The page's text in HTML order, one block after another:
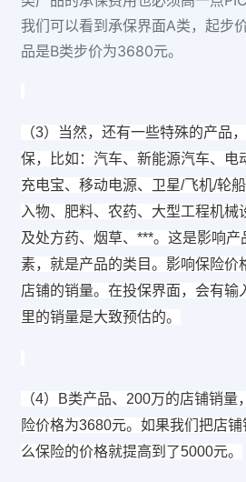
我们可以看到承保界面A类，起步
品是B类步价为3680元。
（3）当然，还有一些特殊的产品
保，比如：汽车、新能源汽车、电
充电宝、移动电源、卫星/飞机/轮
入物、肥料、农药、大型工程机械
及处方药、烟草、***。这是影响产
素，就是产品的类目。影响保险价
店铺的销量。在投保界面，会有输
里的销量是大致预估的。
（4）B类产品、200万的店铺销
险价格为3680元。如果我们把店
么保险的价格就提高到了5000元。